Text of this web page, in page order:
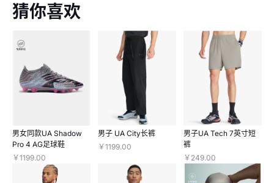
猜你喜欢
男女同款UA Shadow
Pro 4 AG足球鞋
￥1199.00
男子 UA City长裤
￥1199.00
男子UA Tech 7英寸短
裤
￥249.00